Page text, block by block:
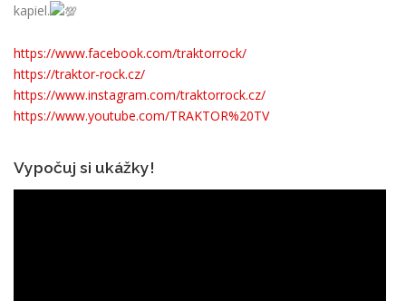
kapiel.
https://www.facebook.com/traktorrock/
https://traktor-rock.cz/
https://www.instagram.com/traktorrock.cz/
https://www.youtube.com/TRAKTOR%20TV
Vypočuj si ukážky!